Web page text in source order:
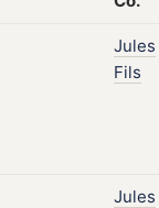
Jules
Fils
Jules